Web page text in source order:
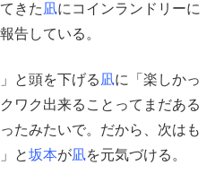
きた 凪にコインランドリーに
告している。
と頭を下げる 凪に「楽しかっ
ワク出来ることってまだある
たみたいで。だから、次はも
と坂本が凪を元気づける。